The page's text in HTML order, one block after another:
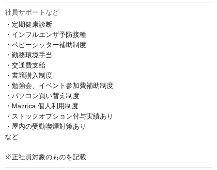
社員サポートなど
・定期健康診断
・インフルエンザ予防接種
・ベビーシッター補助制度
・勤務環境手当
・交通費支給
・書籍購入制度
・勉強会、イベント参加費補助制度
・パソコン買い替え制度
・Mazrica 個人利用制度
・ストックオプション付与実績あり
・屋内の受動喫煙対策あり
など
※正社員対象のものを記載